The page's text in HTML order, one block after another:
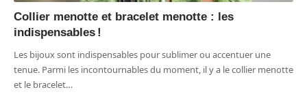
Collier menotte et bracelet menotte : les
indispensables !
Les bijoux sont indispensables pour sublimer ou accentuer une
tenue. Parmi les incontournables du moment, il y a le collier menotte
et le bracelet…